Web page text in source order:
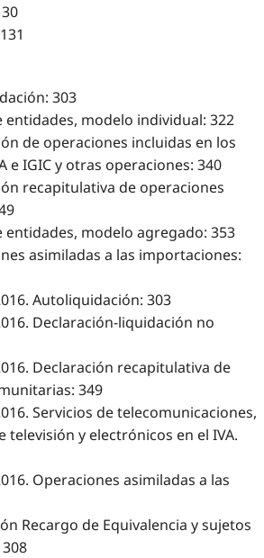
303
entidades, modelo individual: 322
de operaciones incluidas en los
e IGIC y otras operaciones: 340
recapitulativa de operaciones
entidades, modelo agregado: 353
asimiladas a las importaciones:
Autoliquidación: 303
Declaración-liquidación no
Declaración recapitulativa de
349
Servicios de telecomunicaciones,
y electrónicos en el IVA.
Operaciones asimiladas a las
Recargo de Equivalencia y sujetos